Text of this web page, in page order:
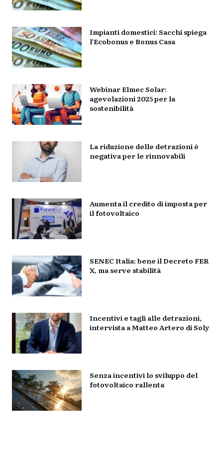
Impianti domestici: Sacchi spiega
l’Ecobonus e Bonus Casa
Webinar Elmec Solar:
agevolazioni 2025 per la
sostenibilità
La riduzione delle detrazioni è
negativa per le rinnovabili
Aumenta il credito di imposta per
il fotovoltaico
SENEC Italia: bene il Decreto FER
X, ma serve stabilità
Incentivi e tagli alle detrazioni,
intervista a Matteo Artero di Soly
Senza incentivi lo sviluppo del
fotovoltaico rallenta